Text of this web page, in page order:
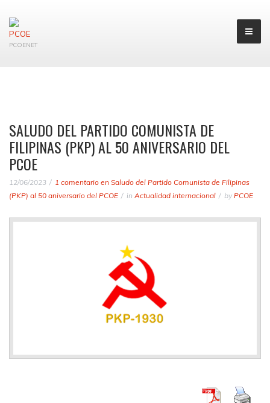
PCOENET
SALUDO DEL PARTIDO COMUNISTA DE
FILIPINAS (PKP) AL 50 ANIVERSARIO DEL
PCOE
12/06/2023 1 comentario en Saludo del Partido Comunista de Filipinas
(PKP) al 50 aniversario del PCOE
in Actualidad internacional by PCOE